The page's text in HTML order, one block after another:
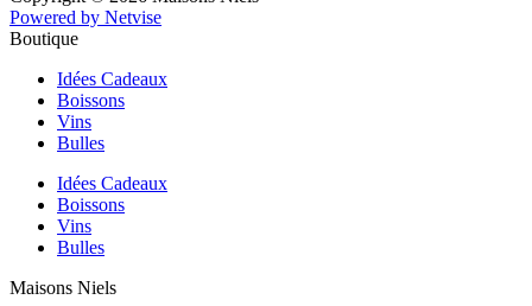
Powered by Netvise
Boutique
Idées Cadeaux
Boissons
Vins
Bulles
Idées Cadeaux
Boissons
Vins
Bulles
Maisons Niels